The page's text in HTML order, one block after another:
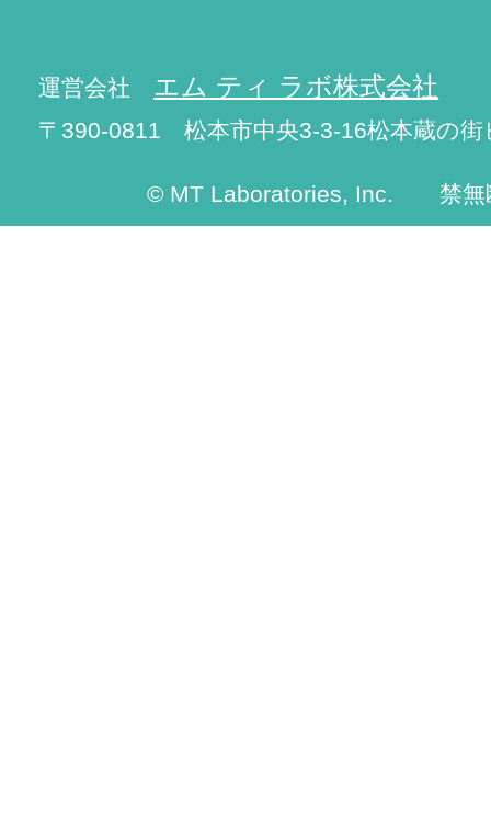
運営会社 エム ティ ラボ株式会社
〒390-0811 松本市中央3-3-16松本蔵の街
© MT Laboratories, Inc. 禁無